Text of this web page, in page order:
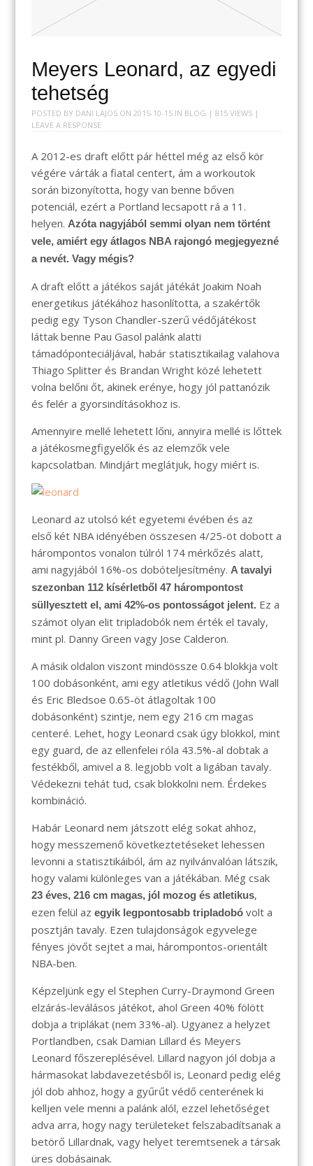
Meyers Leonard, az egyedi
tehetség
POSTED BY DANI LAJOSON 2015-10-15IN BLOG | 815 VIEWS |
LEAVE A RESPONSE
A 2012-es draft előtt pár héttel még az első kör
végére várták a fiatal centert, ám a workoutok
során bizonyította, hogy van benne bőven
potenciál, ezért a Portland lecsapott rá a 11.
helyen. Azóta nagyjából semmi olyan nem történt
vele, amiért egy átlagos NBA rajongó megjegyezné
a nevét. Vagy mégis?
A draft előtt a játékos saját játékát Joakim Noah
energetikus játékához hasonlította, a szakértők
pedig egy Tyson Chandler-szerű védőjátékost
láttak benne Pau Gasol palánk alatti
támadóponteciáljával, habár statisztikailag valahova
Thiago Splitter és Brandan Wright közé lehetett
volna belőni őt, akinek erénye, hogy jól pattanózik
és felér a gyorsindításokhoz is.
Amennyire mellé lehetett lőni, annyira mellé is lőttek
a játékosmegfigyelők és az elemzők vele
kapcsolatban. Mindjárt meglátjuk, hogy miért is.
Leonard az utolsó két egyetemi évében és az
első két NBA idényében összesen 4/25-öt dobott a
hárompontos vonalon túlról 174 mérkőzés alatt,
ami nagyjából 16%-os dobóteljesítmény. A tavalyi
szezonban 112 kísérletből 47 hárompontost
süllyesztett el, ami 42%-os pontosságot jelent.Ez a
számot olyan elit tripladobók nem érték el tavaly,
mint pl. Danny Green vagy Jose Calderon.
A másik oldalon viszont mindössze 0.64 blokkja volt
100 dobásonként, ami egy atletikus védő (John Wall
és Eric Bledsoe 0.65-öt átlagoltak 100
dobásonként) szintje, nem egy 216 cm magas
centeré. Lehet, hogy Leonard csak úgy blokkol, mint
egy guard, de az ellenfelei róla 43.5%-al dobtak a
festékből, amivel a 8. legjobb volt a ligában tavaly.
Védekezni tehát tud, csak blokkolni nem. Érdekes
kombináció.
Habár Leonard nem játszott elég sokat ahhoz,
hogy messzemenő következtetéseket lehessen
levonni a statisztikáiból, ám az nyilvánvalóan látszik,
hogy valami különleges van a játékában. Még csak
23 éves, 216 cm magas, jól mozog és atletikus,
ezen felül az egyik legpontosabb tripladobóvolt a
posztján tavaly. Ezen tulajdonságok egyvelege
fényes jövőt sejtet a mai, hárompontos-orientált
NBA-ben.
Képzeljünk egy el Stephen Curry-Draymond Green
elzárás-leválásos játékot, ahol Green 40% fölött
dobja a triplákat (nem 33%-al). Ugyanez a helyzet
Portlandben, csak Damian Lillard és Meyers
Leonard főszereplésével. Lillard nagyon jól dobja a
hármasokat labdavezetésből is, Leonard pedig elég
jól dob ahhoz, hogy a gyűrűt védő centerének ki
kelljen vele menni a palánk alól, ezzel lehetőséget
adva arra, hogy nagy területeket felszabadítsanak a
betörő Lillardnak, vagy helyet teremtsenek a társak
üres dobásainak.